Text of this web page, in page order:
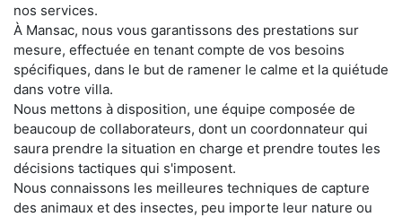
nos services.
À Mansac, nous vous garantissons des prestations sur
mesure, effectuée en tenant compte de vos besoins
spécifiques, dans le but de ramener le calme et la quiétude
dans votre villa.
Nous mettons à disposition, une équipe composée de
beaucoup de collaborateurs, dont un coordonnateur qui
saura prendre la situation en charge et prendre toutes les
décisions tactiques qui s'imposent.
Nous connaissons les meilleures techniques de capture
des animaux et des insectes, peu importe leur nature ou